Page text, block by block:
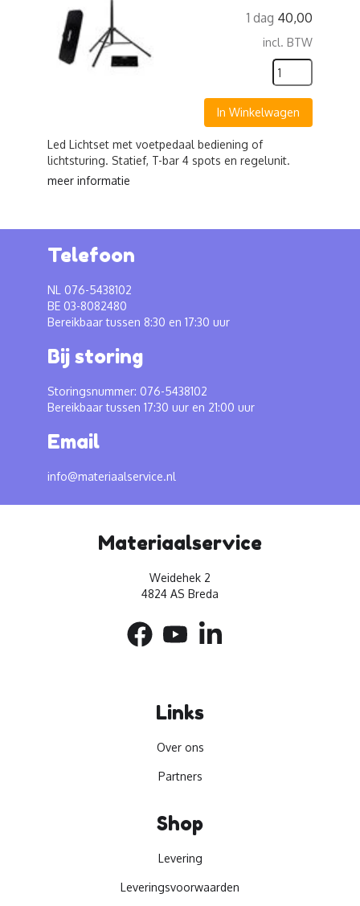
1 dag 40,00
incl. BTW
In Winkelwagen
Led Lichtset met voetpedaal bediening of
lichtsturing. Statief, T-bar 4 spots en regelunit.
meer informatie
Telefoon
NL 076-5438102
BE 03-8082480
Bereikbaar tussen 8:30 en 17:30 uur
Bij storing
Storingsnummer: 076-5438102
Bereikbaar tussen 17:30 uur en 21:00 uur
Email
info@materiaalservice.nl
Materiaalservice
Weidehek 2
4824 AS Breda
Links
Over ons
Partners
Shop
Levering
Leveringsvoorwaarden